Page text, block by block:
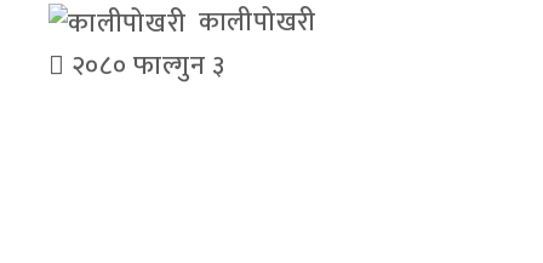
कालीपोखरी
२०८० फाल्गुन ३